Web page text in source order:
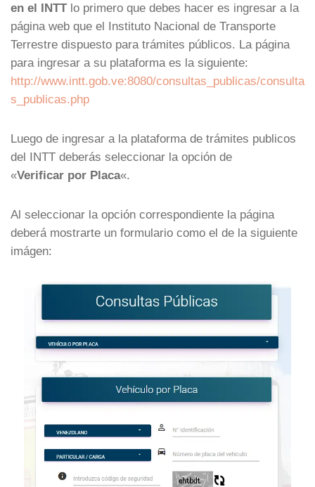
en el INTTlo primero que debes hacer es ingresar a la
página web que el Instituto Nacional de Transporte
Terrestre dispuesto para trámites públicos. La página
para ingresar a su plataforma es la siguiente:
http://www.intt.gob.ve:8080/consultas_publicas/consulta
s_publicas.php
Luego de ingresar a la plataforma de trámites publicos
del INTT deberás seleccionar la opción de
«Verificar por Placa«.
Al seleccionar la opción correspondiente la página
deberá mostrarte un formulario como el de la siguiente
imágen: